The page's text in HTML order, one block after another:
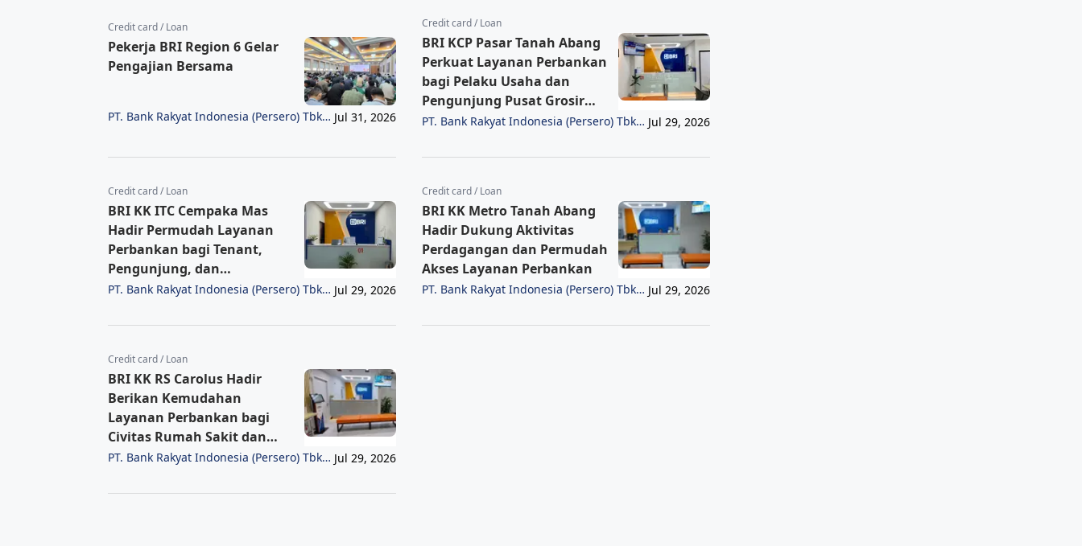
Credit card / Loan
Pekerja BRI Region 6 Gelar
Pengajian Bersama
PT. Bank Rakyat Indonesia (Persero) Tbk
Jul 31, 2026
Credit card / Loan
BRI KCP Pasar Tanah Abang
Perkuat Layanan Perbankan
bagi Pelaku Usaha dan
Pengunjung Pusat Grosir
Terbesar di Indonesia
PT. Bank Rakyat Indonesia (Persero) Tbk
Jul 29, 2026
Credit card / Loan
BRI KK ITC Cempaka Mas
Hadir Permudah Layanan
Perbankan bagi Tenant,
Pengunjung, dan
Masyarakat
PT. Bank Rakyat Indonesia (Persero) Tbk
Jul 29, 2026
Credit card / Loan
BRI KK Metro Tanah Abang
Hadir Dukung Aktivitas
Perdagangan dan Permudah
Akses Layanan Perbankan
PT. Bank Rakyat Indonesia (Persero) Tbk
Jul 29, 2026
Credit card / Loan
BRI KK RS Carolus Hadir
Berikan Kemudahan
Layanan Perbankan bagi
Civitas Rumah Sakit dan
Masyarakat
PT. Bank Rakyat Indonesia (Persero) Tbk
Jul 29, 2026